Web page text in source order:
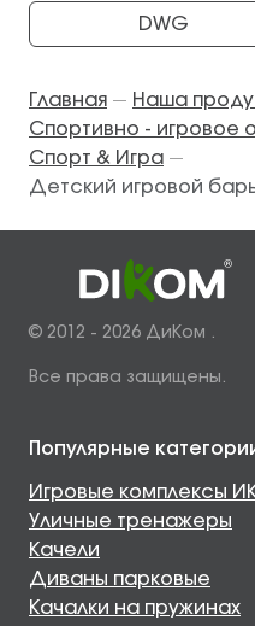
DWG
Главная — Наша
Спортивно - игровое
Спорт & Игра —
Детский игровой
© 2012 - 2026 ДиКом .
Все права защищены.
Популярные
Игровые комплексы
Уличные тренажеры
Качели
Диваны парковые
Качалки на пружинах